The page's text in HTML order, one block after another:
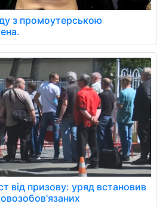
з промоутерською
від призову: уряд встановив